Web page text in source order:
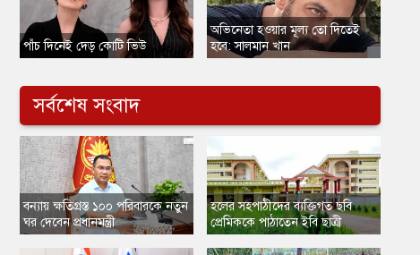
​পাঁচ দিনেই দেড় কোটি ভিউ
​অভিনেতা হওয়ার মূল্য তো দিতেই
হবে: সালমান খান
সর্বশেষ সংবাদ
বন্যায় ক্ষতিগ্রস্ত ১০০ পরিবারকে নতুন
ঘর দেবেন প্রধানমন্ত্রী
হলের সহপাঠীদের ব্যক্তিগত ছবি
প্রেমিককে পাঠাতেন ইবি ছাত্রী